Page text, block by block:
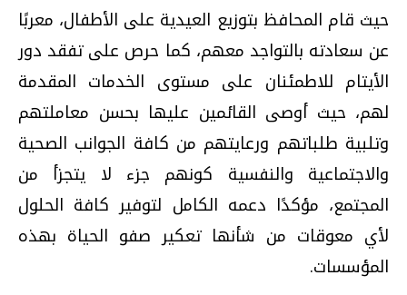
حيث قام المحافظ بتوزيع العيدية على الأطفال، معربًا
عن سعادته بالتواجد معهم، كما حرص على تفقد دور
الأيتام للاطمئنان على مستوى الخدمات المقدمة
لهم، حيث أوصى القائمين عليها بحسن معاملتهم
وتلبية طلباتهم ورعايتهم من كافة الجوانب الصحية
والاجتماعية والنفسية كونهم جزء لا يتجزأ من
المجتمع، مؤكدًا دعمه الكامل لتوفير كافة الحلول
لأي معوقات من شأنها تعكير صفو الحياة بهذه
المؤسسات.